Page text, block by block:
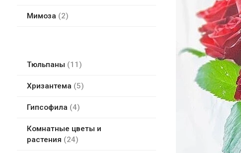
Мимоза 2
Тюльпаны 11
Хризантема 5
Гипсофила 4
Комнатные цветы и
растения
24